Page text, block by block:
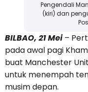
Pengendali
(kiri) dan
BILBAO, 21 Mei–
pada awal pagi
buat Manchester
untuk menempah
musim depan.